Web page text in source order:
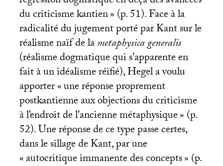
du criticisme kantien» (p. 51). Face à la
radicalité du jugement porté par Kant sur le
réalisme naïf de lametaphysica generalis
(réalisme dogmatique qui s’apparente en
fait à un idéalisme réifié), Hegel a voulu
apporter «une réponse proprement
postkantienne aux objections du criticisme
à l’endroit de l’ancienne métaphysique» (p.
52). Une réponse de ce type passe certes,
dans le sillage de Kant, par une
«autocritique immanente des concepts» (p.